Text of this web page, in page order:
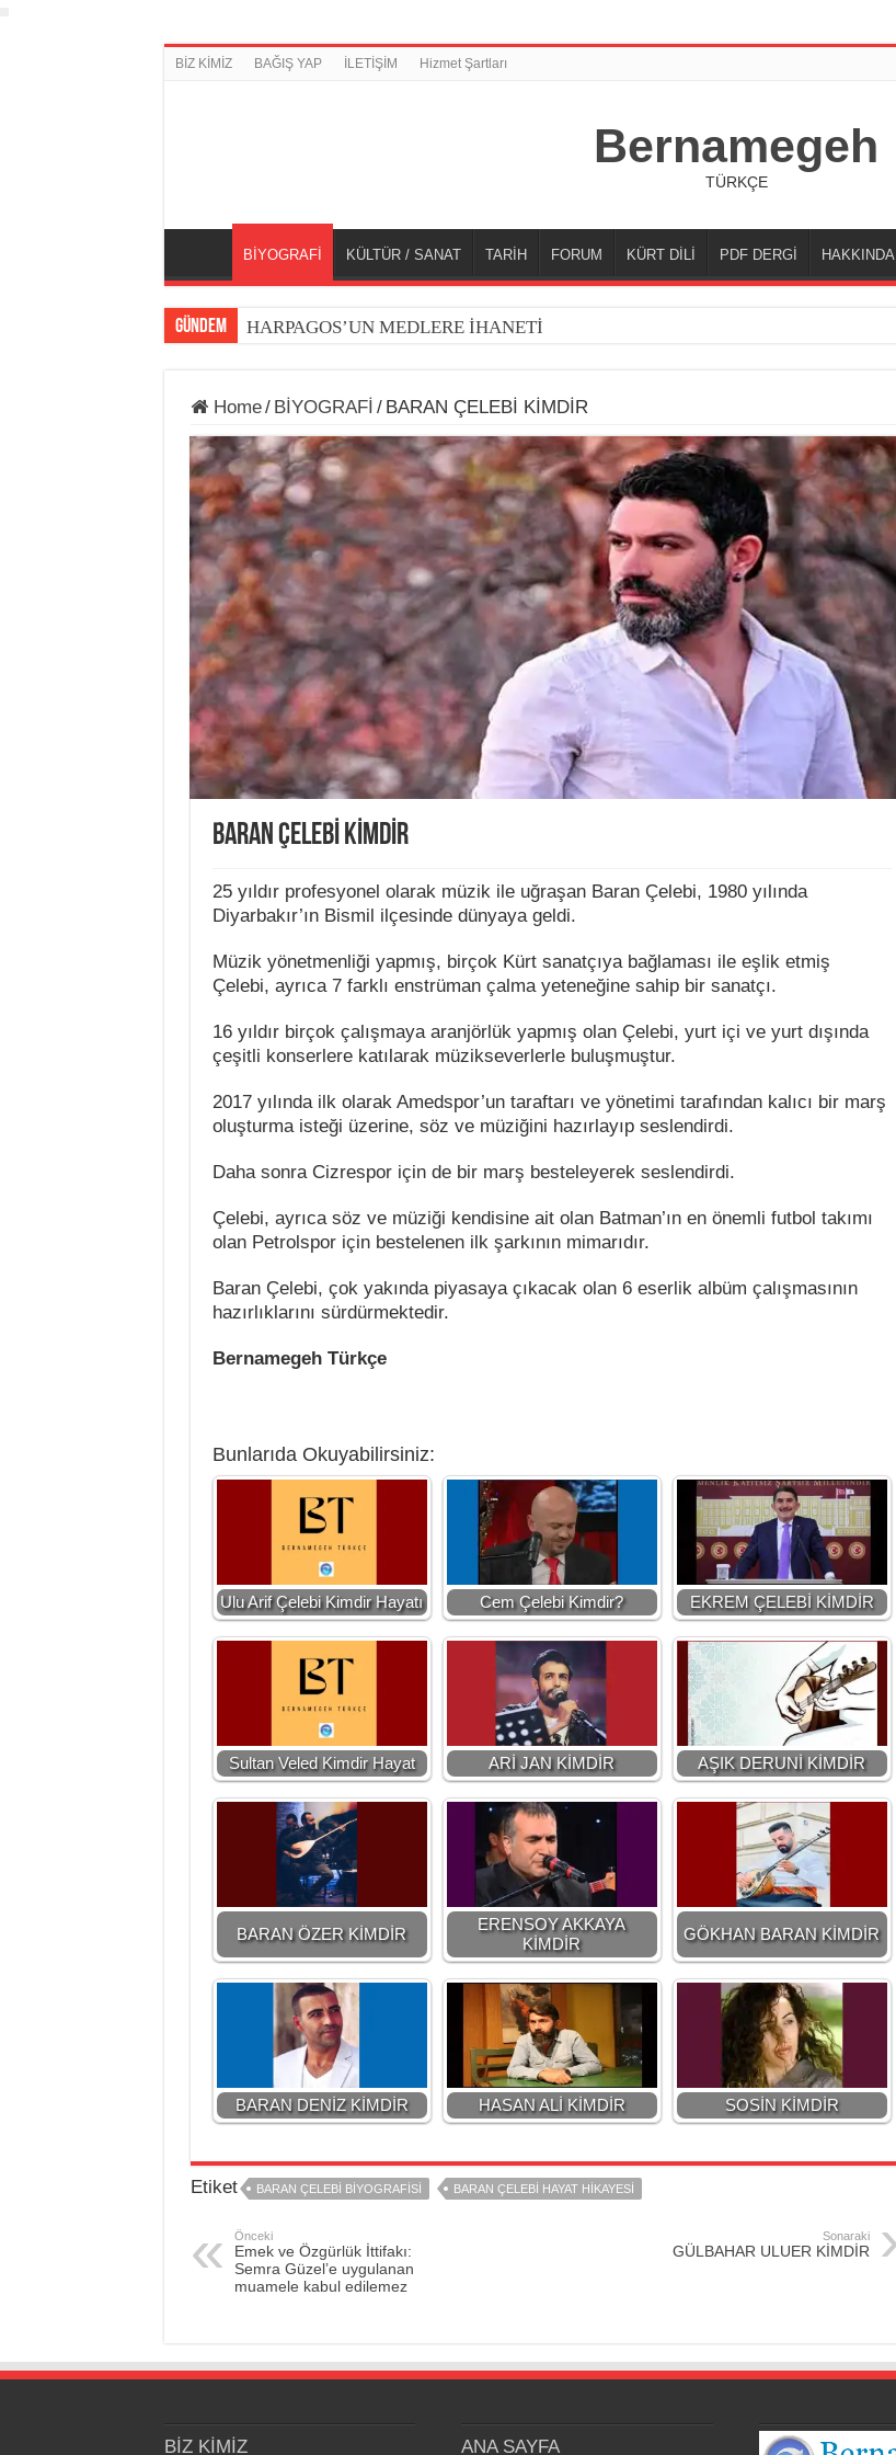
BİZ KİMİZ BAĞIŞ YAP İLETİŞİM Hizmet Şartları
Bernamegeh
TÜRKÇE
BİYOGRAFİ KÜLTÜR / SANAT TARİH FORUM KÜRT DİLİ PDF DERGİ HAKKINDA
GÜNDEM HARPAGOS’UN MEDLERE İHANETİ
Home/ BİYOGRAFİ / BARAN ÇELEBİ KİMDİR
BARAN ÇELEBİ KİMDİR
25 yıldır profesyonel olarak müzik ile uğraşan Baran Çelebi, 1980 yılında
Diyarbakır’ın Bismil ilçesinde dünyaya geldi.
Müzik yönetmenliği yapmış, birçok Kürt sanatçıya bağlaması ile eşlik etmiş
Çelebi, ayrıca 7 farklı enstrüman çalma yeteneğine sahip bir sanatçı.
16 yıldır birçok çalışmaya aranjörlük yapmış olan Çelebi, yurt içi ve yurt dışında
çeşitli konserlere katılarak müzikseverlerle buluşmuştur.
2017 yılında ilk olarak Amedspor’un taraftarı ve yönetimi tarafından kalıcı bir marş
oluşturma isteği üzerine, söz ve müziğini hazırlayıp seslendirdi.
Daha sonra Cizrespor için de bir marş besteleyerek seslendirdi.
Çelebi, ayrıca söz ve müziği kendisine ait olan Batman’ın en önemli futbol takımı
olan Petrolspor için bestelenen ilk şarkının mimarıdır.
Baran Çelebi, çok yakında piyasaya çıkacak olan 6 eserlik albüm çalışmasının
hazırlıklarını sürdürmektedir.
Bernamegeh Türkçe
Bunlarıda Okuyabilirsiniz:
Ulu Arif Çelebi Kimdir Hayatı Cem Çelebi Kimdir? EKREM ÇELEBİ KİMDİR
Sultan Veled Kimdir Hayat ARİ JAN KİMDİR AŞIK DERUNİ KİMDİR
BARAN ÖZER KİMDİR
ERENSOY AKKAYA
KİMDİR
GÖKHAN BARAN KİMDİR
BARAN DENİZ KİMDİR HASAN ALİ KİMDİR SOSİN KİMDİR
Etiket BARAN ÇELEBİ BİYOGRAFİSİ BARAN ÇELEBİ HAYAT HİKAYESİ
Önceki
Emek ve Özgürlük İttifakı:
Semra Güzel’e uygulanan
muamele kabul edilemez
Sonaraki
GÜLBAHAR ULUER KİMDİR
BİZ KİMİZ ANA SAYFA